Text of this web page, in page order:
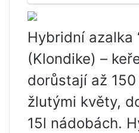
Hybridní azalka
(Klondike) –
dorůstají až
žlutými květy,
15l nádobách.